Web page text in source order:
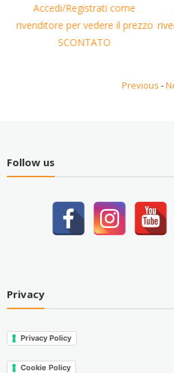
Accedi/Registrati come
rivenditore per vedere il prezzo
SCONTATO
Previous -
Follow us
Privacy
Privacy Policy
Cookie Policy